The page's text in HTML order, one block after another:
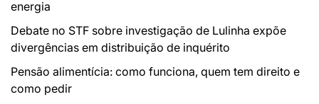
energia
Debate no STF sobre investigação de Lulinha expõe
divergências em distribuição de inquérito
Pensão alimentícia: como funciona, quem tem direito e
como pedir